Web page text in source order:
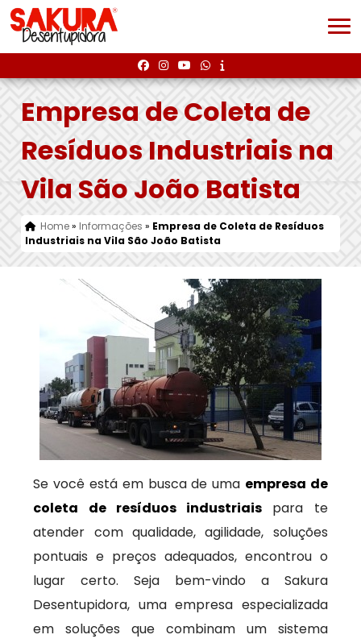
Empresa de Coleta de
Resíduos Industriais na
Vila São João Batista
Home» Informações » Empresa de Coleta de Resíduos
Industriais na Vila São João Batista
Se você está em busca de uma empresa de
coleta de resíduos industriais para te
atender com qualidade, agilidade, soluções
pontuais e preços adequados, encontrou o
lugar certo. Seja bem-vindo a Sakura
Desentupidora, uma empresa especializada
em soluções que combinam um sistema